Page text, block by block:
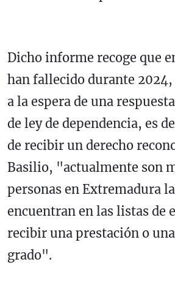
Dicho informe recoge que
han fallecido durante 2024,
a la espera de una
de ley de dependencia, es
de recibir un derecho
Basilio, "actualmente son
personas en Extremadura
encuentran en las listas de
recibir una prestación o
grado".